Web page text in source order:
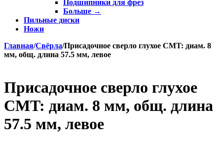
Подшипники для фрез
Больше →
Пильные диски
Ножи
Главная/Свёрла/Присадочное сверло глухое CMT: диам. 8
мм, общ. длина 57.5 мм, левое
Присадочное сверло глухое
CMT: диам. 8 мм, общ. длина
57.5 мм, левое